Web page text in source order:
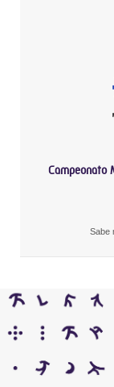
Campeonato
Sabe